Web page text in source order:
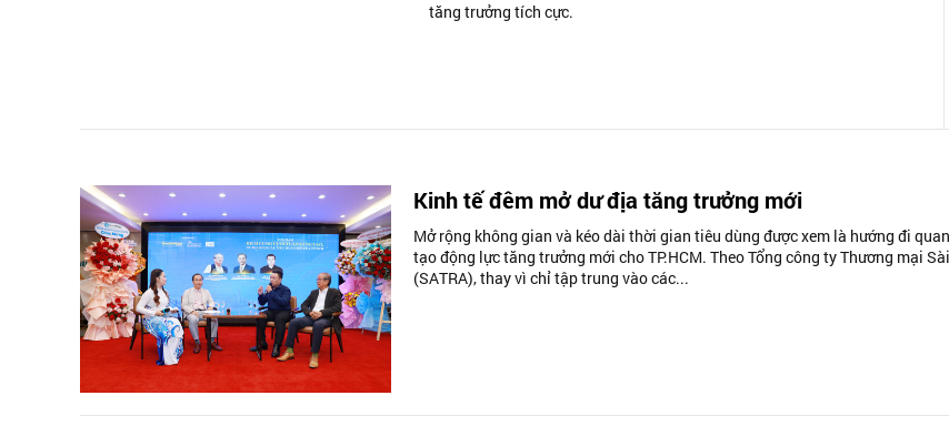
tăng trưởng tích cực.
Kinh tế đêm mở dư địa tăng trưởng mới
Mở rộng không gian và kéo dài thời gian tiêu dùng được xem là hướng đi
tạo động lực tăng trưởng mới cho TP.HCM. Theo Tổng công ty Thương mại
(SATRA), thay vì chỉ tập trung vào các...